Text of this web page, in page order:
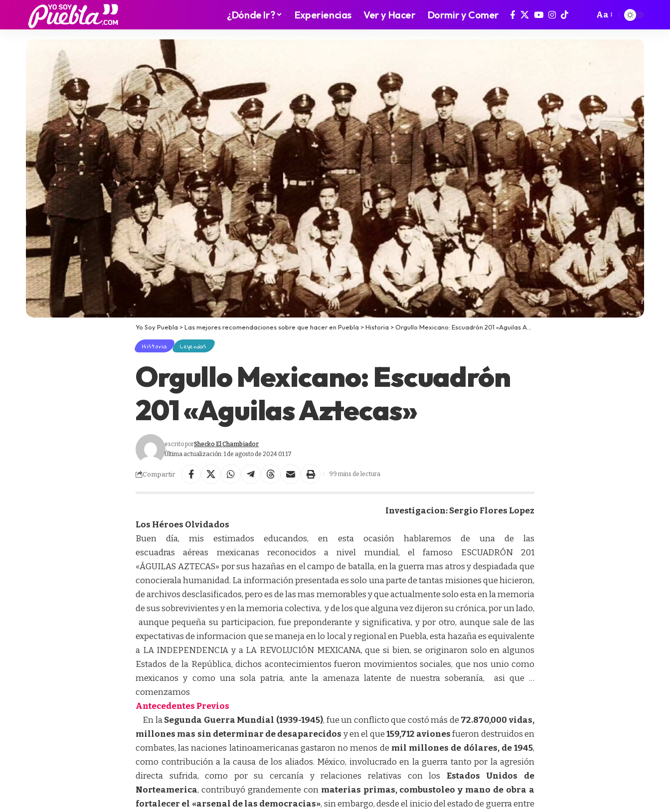
¿Dónde Ir? Experiencias Ver y Hacer Dormir y Comer Aa
Yo Soy Puebla >Las mejores recomendaciones sobre que hacer en Puebla >Historia >Orgullo Mexicano: Escuadrón 201 «Aguilas Aztecas»
Historia Leyendas
Orgullo Mexicano: Escuadrón
201 «Aguilas Aztecas»
Última actualización: 1 de agosto de 2024 01:17
escrito porShecko El Chambiador
Compartir 99 mins de lectura
Investigacion: Sergio Flores Lopez
Los Héroes Olvidados
Buen día, mis estimados educandos, en esta ocasión hablaremos de una de las
escuadras aéreas mexicanas reconocidos a nivel mundial, el famoso ESCUADRÓN 201
«ÁGUILAS AZTECAS» por sus hazañas en el campo de batalla, en la guerra mas atros y despiadada que
conocierala humanidad. La información presentada es solo una parte de tantas misiones que hicieron,
de archivos desclasificados, pero es de las mas memorables y que actualmente solo esta en la memoria
de sus sobrevivientes y en la memoria colectiva, y de los que alguna vez dijeron su crónica, por un lado,
aunque pequeña su participacion, fue preponderante y significativa, y por otro, aunque sale de las
expectativas de informacion que se maneja en lo local y regional en Puebla, esta hazaña es equivalente
a LA INDEPENDENCIA y a LA REVOLUCIÓN MEXICANA, que si bien, se originaron solo en algunos
Estados de la República, dichos acontecimientos fueron movimientos sociales, que nos unio como
mexicanos y como una sola patria, ante la amenaza latente de nuestra soberanía, asi que …
comenzamos
Antecedentes Previos
En laSegunda Guerra Mundial (1939-1945), fue un conflicto que costó más de 72.870,000 vidas,
millones mas sin determinar de desaparecidos y en el que159,712 avionesfueron destruidos en
combates, las naciones latinoamericanas gastaron no menos de mil millones de dólares, de 1945,
como contribución a la causa de los aliados. México, involucrado en la guerra tanto por la agresión
directa sufrida, como por su cercanía y relaciones relativas con los Estados Unidos de
Norteamerica, contribuyó grandemente con materias primas, combustoleo y mano de obra a
fortalecer el «arsenal de las democracias», sin embargo, desde el inicio del estado de guerra entre